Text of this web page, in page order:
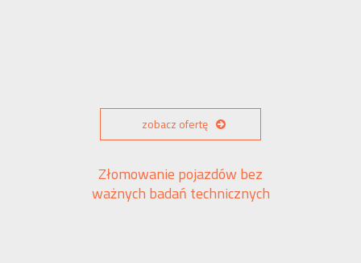
zobacz ofertę
Złomowanie pojazdów bez
ważnych badań technicznych